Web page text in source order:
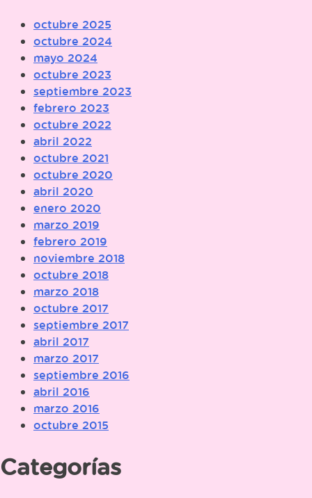
octubre 2025
octubre 2024
mayo 2024
octubre 2023
septiembre 2023
febrero 2023
octubre 2022
abril 2022
octubre 2021
octubre 2020
abril 2020
enero 2020
marzo 2019
febrero 2019
noviembre 2018
octubre 2018
marzo 2018
octubre 2017
septiembre 2017
abril 2017
marzo 2017
septiembre 2016
abril 2016
marzo 2016
octubre 2015
Categorías